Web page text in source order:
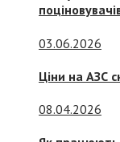
03.06.2026
Ціни на АЗС
08.04.2026